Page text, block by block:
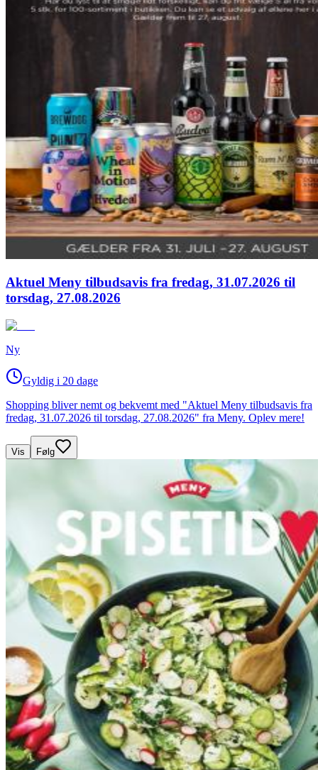
Aktuel Meny tilbudsavis fra fredag, 31.07.2026 til
torsdag, 27.08.2026
Ny
Gyldig i 20 dage
Shopping bliver nemt og bekvemt med "Aktuel Meny tilbudsavis fra
fredag, 31.07.2026 til torsdag, 27.08.2026" fra Meny. Oplev mere!
Vis Følg